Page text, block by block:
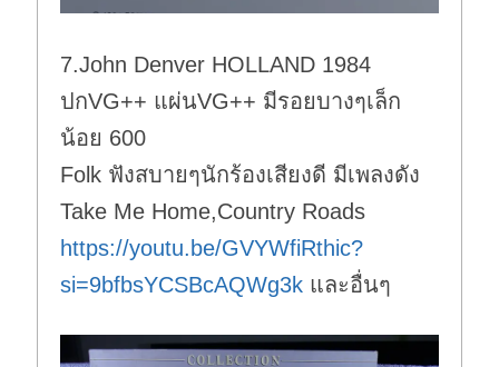
7.John Denver HOLLAND 1984
ปกVG++ แผ่นVG++ มีรอยบางๆเล็ก
น้อย 600
Folk ฟังสบายๆนักร้องเสียงดี มีเพลงดัง
Take Me Home,Country Roads
https://youtu.be/GVYWfiRthic?
si=9bfbsYCSBcAQWg3k และอื่นๆ